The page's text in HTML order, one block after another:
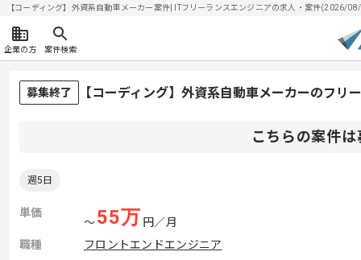
【コーディング】外資系自動車メーカー案件| ITフリーランスエンジニアの求人・案件(2026/
企業の方 案件検索
募集終了 【コーディング】外資系自動車メーカーのフリ
こちらの案件
週5日
単価
〜55万 円／月
職種
フロントエンドエンジニア